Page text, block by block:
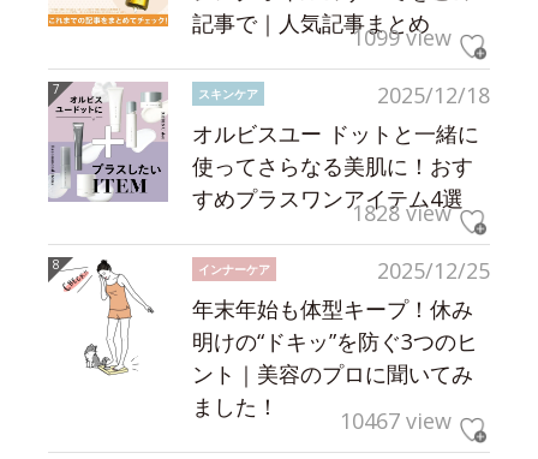
記事で｜人気記事まとめ
1099 view
2025/12/18
スキンケア
オルビスユー ドットと一緒に
使ってさらなる美肌に！おす
すめプラスワンアイテム4選
1828 view
2025/12/25
インナーケア
年末年始も体型キープ！休み
明けの“ドキッ”を防ぐ3つのヒ
ント｜美容のプロに聞いてみ
ました！
10467 view